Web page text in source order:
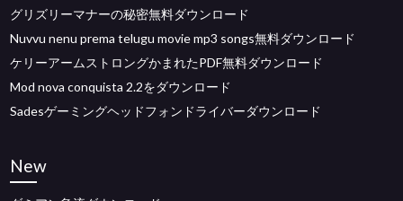
グリズリーマナーの秘密無料ダウンロード
Nuvvu nenu prema telugu movie mp3 songs無料ダウンロード
ケリーアームストロングかまれたPDF無料ダウンロード
Mod nova conquista 2.2をダウンロード
Sadesゲーミングヘッドフォンドライバーダウンロード
New